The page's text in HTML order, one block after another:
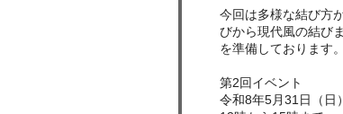
今回は多様な結び方
びから現代風の結び
を準備しております
第2回イベント
令和8年5月31日